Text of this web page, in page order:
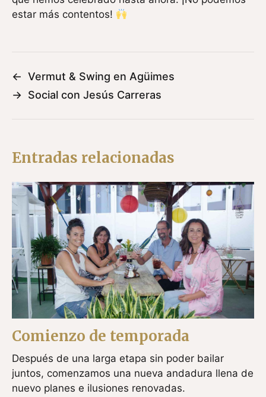
estar más contentos!
← Vermut & Swing en Agüimes
→ Social con Jesús Carreras
Entradas relacionadas
Comienzo de temporada
Después de una larga etapa sin poder bailar
juntos, comenzamos una nueva andadura llena de
nuevo planes e ilusiones renovadas.